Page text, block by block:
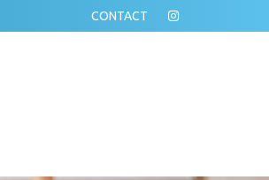
CONTACT